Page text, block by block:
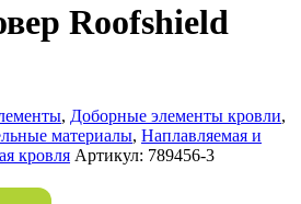
Roofshield
, Доборные элементы кровли,
материалы, Наплавляемая и
кровля Артикул: 789456-3